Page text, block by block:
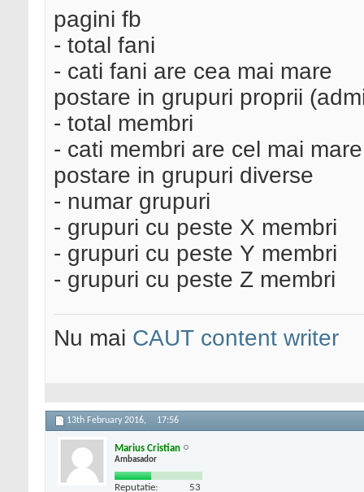
pagini fb
- total fani
- cati fani are cea mai mare
postare in grupuri proprii
- total membri
- cati membri are cel mai mare
postare in grupuri diverse
- numar grupuri
- grupuri cu peste X membri
- grupuri cu peste Y membri
- grupuri cu peste Z membri
Nu mai CAUT content writer
13th February 2016, 17:56
Marius Cristian
Ambasador
Reputatie: 53